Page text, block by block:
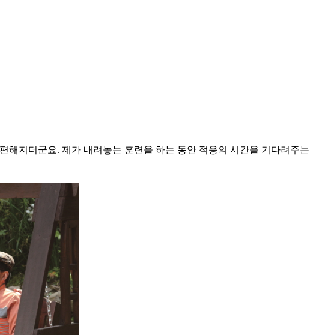
해지더군요. 제가 내려놓는 훈련을 하는 동안 적응의 시간을 기다려주는